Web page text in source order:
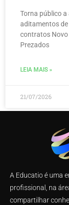
Torna público
aditamentos
contratos Novo
Prezados
LEIA MAIS »
21/07/2026
A Educatio é uma
profissional, na
compartilhar